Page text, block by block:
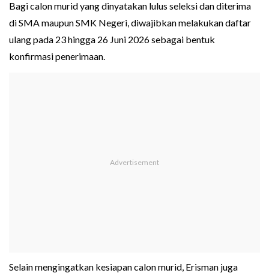
Bagi calon murid yang dinyatakan lulus seleksi dan diterima
di SMA maupun SMK Negeri, diwajibkan melakukan daftar
ulang pada 23 hingga 26 Juni 2026 sebagai bentuk
konfirmasi penerimaan.
Selain mengingatkan kesiapan calon murid, Erisman juga